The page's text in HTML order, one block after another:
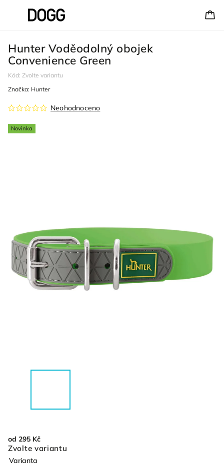
Hunter Voděodolný obojek
Convenience Green
Kód: Zvolte variantu
Novinka
Neohodnoceno
Značka: Hunter
od 295 Kč
Zvolte variantu
Varianta